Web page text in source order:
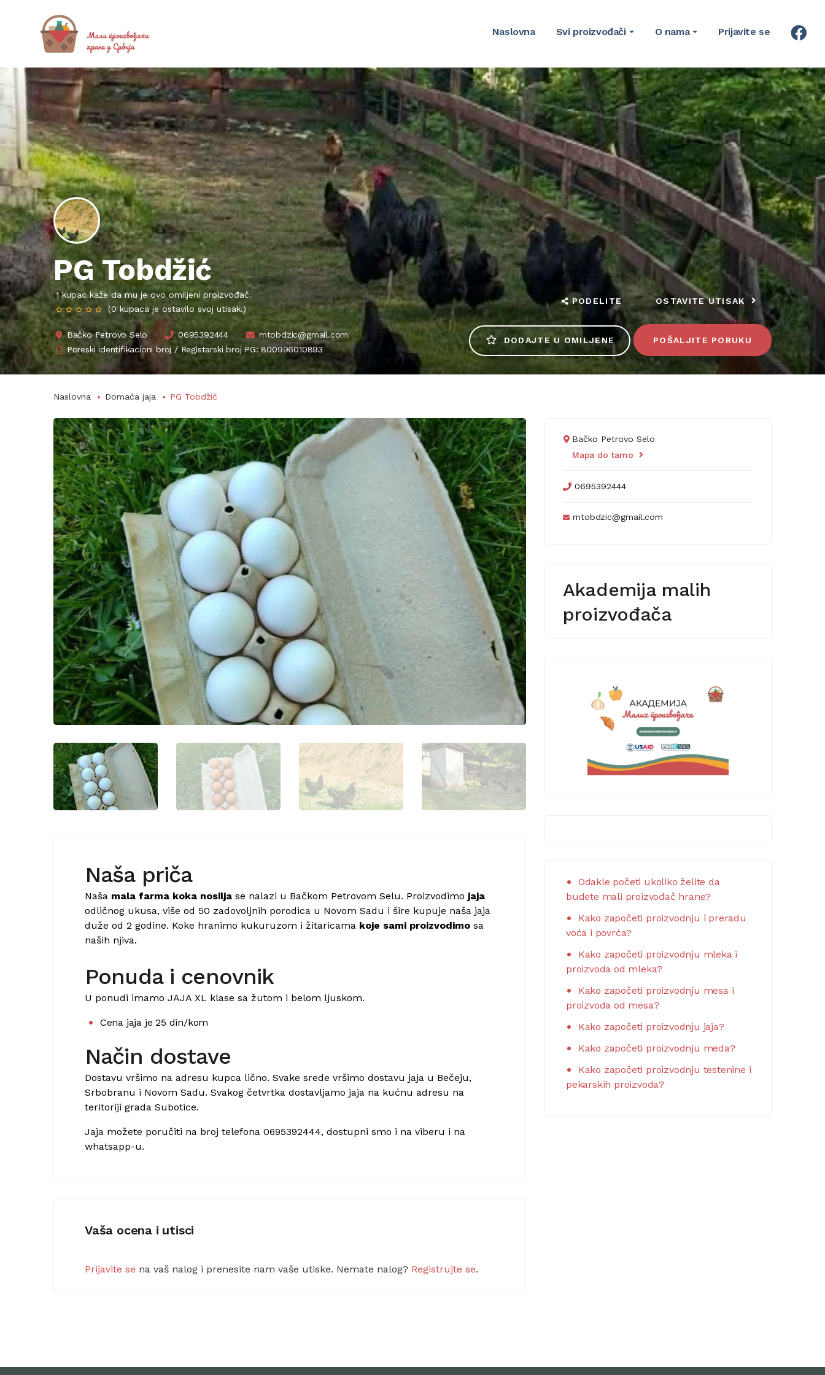
Naslovna Svi proizvođači O nama Prijavite se
PG Tobdžić
1 kupac kaže da mu je ovo omiljeni proizvođač.
(0 kupaca je ostavilo svoj utisak.)
Bačko Petrovo Selo 0695392444
mtobdzic@gmail.com
Poreski identifikacioni broj / Registarski broj PG: 800996010893
PODELITE OSTAVITE UTISAK
DODAJTE U OMILJENE POŠALJITE PORUKU
Naslovna Domaća jaja PG Tobdžić
Naša priča
Naša mala farma koka nosilja se nalazi u Bačkom Petrovom Selu. Proizvodimo jaja
odličnog ukusa, više od 50 zadovoljnih porodica u Novom Sadu i šire kupuje naša jaja
duže od 2 godine. Koke hranimo kukuruzom i žitaricama koje sami proizvodimo sa
naših njiva.
Ponuda i cenovnik
U ponudi imamo JAJA XL klase sa žutom i belom ljuskom.
Cena jaja je 25 din/kom
Način dostave
Dostavu vršimo na adresu kupca lično. Svake srede vršimo dostavu jaja u Bečeju,
Srbobranu i Novom Sadu. Svakog četvrtka dostavljamo jaja na kućnu adresu na
teritoriji grada Subotice.
Jaja možete poručiti na broj telefona 0695392444, dostupni smo i na viberu i na
whatsapp-u.
Vaša ocena i utisci
Prijavite se na vaš nalog i prenesite nam vaše utiske. Nemate nalog? Registrujte se.
Bačko Petrovo Selo
Mapa do tamo
0695392444
mtobdzic@gmail.com
Akademija malih
proizvođača
Odakle početi ukoliko želite da
budete mali proizvođač hrane?
Kako započeti proizvodnju i preradu
voća i povrća?
Kako započeti proizvodnju mleka i
proizvoda od mleka?
Kako započeti proizvodnju mesa i
proizvoda od mesa?
Kako započeti proizvodnju jaja?
Kako započeti proizvodnju meda?
Kako započeti proizvodnju testenine i
pekarskih proizvoda?